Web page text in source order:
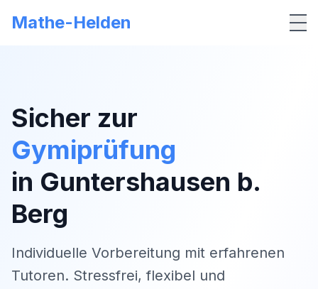
Mathe-Helden
Sicher zur
Gymiprüfung
in Guntershausen b.
Berg
Individuelle Vorbereitung mit erfahrenen
Tutoren. Stressfrei, flexibel und